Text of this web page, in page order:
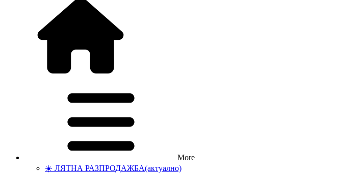
More
☀️ ЛЯТНА РАЗПРОДАЖБА(актуално)